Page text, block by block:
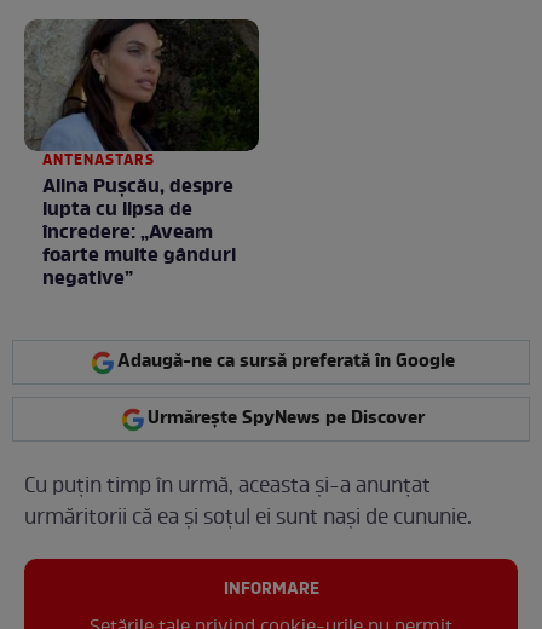
ANTENASTARS
Alina Pușcău, despre
lupta cu lipsa de
încredere: „Aveam
foarte multe gânduri
negative”
Adaugă-ne ca sursă preferată în Google
Urmărește SpyNews pe Discover
Cu puțin timp în urmă, aceasta și-a anunțat
urmăritorii că ea și soțul ei sunt nași de cununie.
INFORMARE